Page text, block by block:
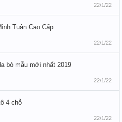
22/1/22
Tuân Cao Cấp
22/1/22
bò mẫu mới nhất 2019
22/1/22
4 chỗ
22/1/22